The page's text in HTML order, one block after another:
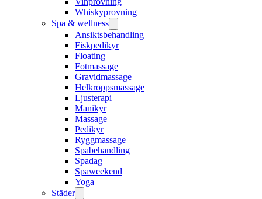
Whiskyprovning
Spa & wellness
Ansiktsbehandling
Fiskpedikyr
Floating
Fotmassage
Gravidmassage
Helkroppsmassage
Ljusterapi
Manikyr
Massage
Pedikyr
Ryggmassage
Spabehandling
Spadag
Spaweekend
Yoga
Städer